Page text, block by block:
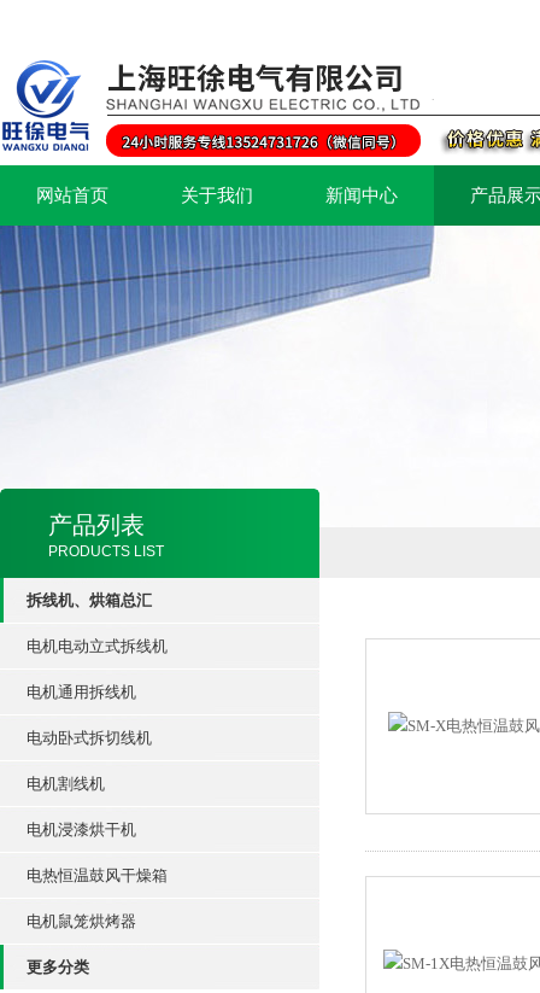
网站首页 关于我们 新闻中心 产品展
产品列表
PRODUCTS LIST
拆线机、烘箱总汇
电机电动立式拆线机
电机通用拆线机
电动卧式拆切线机
电机割线机
电机浸漆烘干机
电热恒温鼓风干燥箱
电机鼠笼烘烤器
更多分类